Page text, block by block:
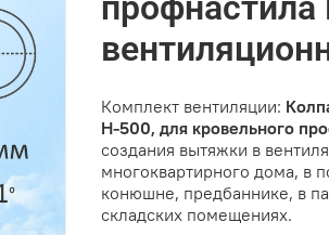
Комплект вентиляции:
Н-500, для кровельного
создания вытяжки в
многоквартирного дома, в
конюшне, предбаннике, в
складских помещениях.